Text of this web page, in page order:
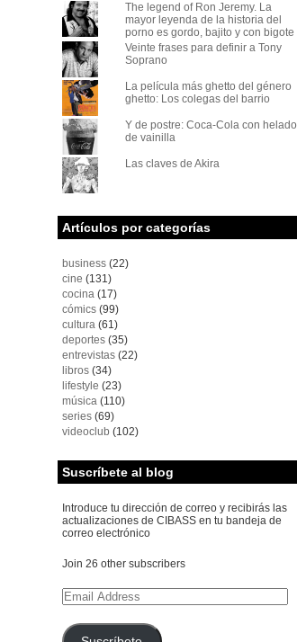
The legend of Ron Jeremy. La
mayor leyenda de la historia del
porno es gordo, bajito y con bigote
Veinte frases para definir a Tony
Soprano
La película más ghetto del género
ghetto: Los colegas del barrio
Y de postre: Coca-Cola con helado
de vainilla
Las claves de Akira
Artículos por categorías
business(22)
cine (131)
cocina(17)
cómics(99)
cultura(61)
deportes(35)
entrevistas(22)
libros(34)
lifestyle (23)
música(110)
series(69)
videoclub (102)
Suscríbete al blog
Introduce tu dirección de correo y recibirás las
actualizaciones de CIBASS en tu bandeja de
correo electrónico
Join 26 other subscribers
Email
Address